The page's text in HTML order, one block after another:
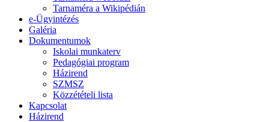
Tarnaméra a Wikipédián
e-Ügyintézés
Galéria
Dokumentumok
Iskolai munkaterv
Pedagógiai program
Házirend
SZMSZ
Közzétételi lista
Kapcsolat
Házirend